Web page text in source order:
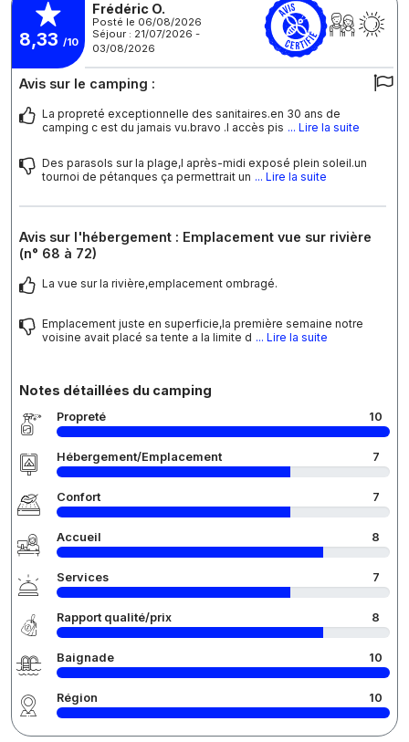
8,33 /10
Frédéric O.
Posté le 06/08/2026
Séjour : 21/07/2026 -
03/08/2026
Avis sur le camping :
La propreté exceptionnelle des sanitaires.en 30 ans de
camping c est du jamais vu.bravo .l accès pis ... Lire la suite
Des parasols sur la plage,l après-midi exposé plein soleil.un
tournoi de pétanques ça permettrait un ... Lire la suite
Avis sur l'hébergement : Emplacement vue sur rivière
(n° 68 à 72)
La vue sur la rivière,emplacement ombragé.
Emplacement juste en superficie,la première semaine notre
voisine avait placé sa tente a la limite d ... Lire la suite
Notes détaillées du camping
Propreté 10
Hébergement/Emplacement 7
Confort 7
Accueil 8
Services 7
Rapport qualité/prix 8
Baignade 10
Région 10